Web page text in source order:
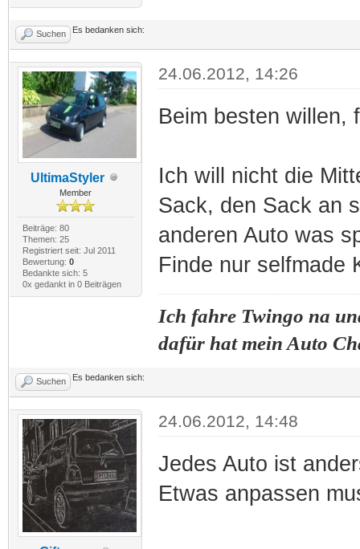
Suchen Es bedanken sich:
UltimaStyler
Member
Beiträge: 80
Themen: 25
Registriert seit: Jul 2011
Bewertung: 0
Bedankte sich: 5
0x gedankt in 0 Beiträgen
24.06.2012, 14:26
Beim besten willen,
Ich will nicht die
Sack, den Sack an
anderen Auto was
Finde nur selfmade
Ich fahre Twingo na
dafür hat mein Auto
Suchen Es bedanken sich:
24.06.2012, 14:48
Jedes Auto ist
Etwas anpassen